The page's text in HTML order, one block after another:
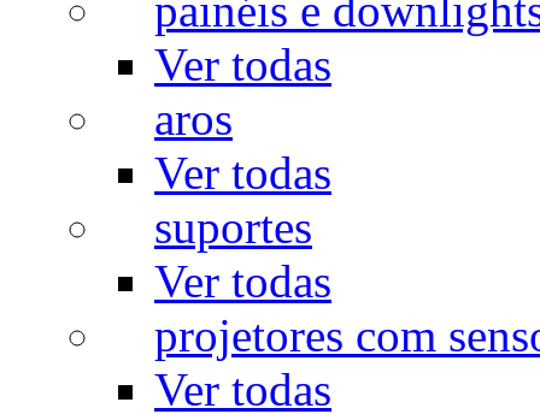
painéis e
Ver todas
aros
Ver todas
suportes
Ver todas
projetores com
Ver todas